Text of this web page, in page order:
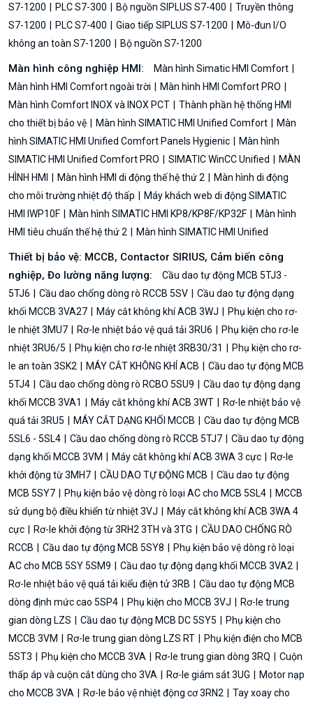
S7-1200
PLC S7-300 Bộ nguồn SIPLUS S7-400
Truyền thông
S7-1200
PLC S7-400 Giao tiếp SIPLUS S7-1200
Mô-đun I/O
không an toàn S7-1200
Bộ nguồn S7-1200
Màn hình công nghiệp HMI:
Màn hình Simatic HMI Comfort
Màn hình HMI Comfort ngoài trời
Màn hình HMI Comfort PRO
Màn hình Comfort INOX và INOX PCT
Thành phần hệ thống HMI
cho thiết bị bảo vệ
Màn hình SIMATIC HMI Unified Comfort
Màn
hình SIMATIC HMI Unified Comfort Panels Hygienic
Màn hình
SIMATIC HMI Unified Comfort PRO
SIMATIC WinCC Unified
MÀN
HÌNH HMI
Màn hình HMI di động thế hệ thứ 2
Màn hình di động
cho môi trường nhiệt độ thấp
Máy khách web di động SIMATIC
HMI IWP10F
Màn hình SIMATIC HMI KP8/KP8F/KP32F
Màn hình
HMI tiêu chuẩn thế hệ thứ 2
Màn hình SIMATIC HMI Unified
Thiết bị bảo vệ: MCCB, Contactor SIRIUS, Cảm biến công
nghiệp, Đo lường năng lượng:
Cầu dao tự động MCB 5TJ3 -
5TJ6
Cầu dao chống dòng rò RCCB 5SV
Cầu dao tự động dạng
khối MCCB 3VA27
Máy cắt không khí ACB 3WJ
Phụ kiện cho rơ-
le nhiệt 3MU7
Rơ-le nhiệt bảo vệ quá tải 3RU6
Phụ kiện cho rơ-le
nhiệt 3RU6/5
Phụ kiện cho rơ-le nhiệt 3RB30/31
Phụ kiện cho rơ-
le an toàn 3SK2
MÁY CẮT KHÔNG KHÍ ACB
Cầu dao tự động MCB
5TJ4
Cầu dao chống dòng rò RCBO 5SU9
Cầu dao tự động dạng
khối MCCB 3VA1
Máy cắt không khí ACB 3WT
Rơ-le nhiệt bảo vệ
quá tải 3RU5
MÁY CẮT DẠNG KHỐI MCCB
Cầu dao tự động MCB
5SL6 - 5SL4
Cầu dao chống dòng rò RCCB 5TJ7
Cầu dao tự động
dạng khối MCCB 3VM
Máy cắt không khí ACB 3WA 3 cực
Rơ-le
khởi động từ 3MH7
CẦU DAO TỰ ĐỘNG MCB
Cầu dao tự động
MCB 5SY7
Phụ kiện bảo vệ dòng rò loại AC cho MCB 5SL4
MCCB
sử dụng bộ điều khiển từ nhiệt 3VJ
Máy cắt không khí ACB 3WA 4
cực
Rơ-le khởi động từ 3RH2 3TH và 3TG
CẦU DAO CHỐNG RÒ
RCCB
Cầu dao tự động MCB 5SY8
Phụ kiện bảo vệ dòng rò loại
AC cho MCB 5SY 5SM9
Cầu dao tự động dạng khối MCCB 3VA2
Rơ-le nhiệt bảo vệ quá tải kiểu điện tử 3RB
Cầu dao tự động MCB
dòng định mức cao 5SP4
Phụ kiện cho MCCB 3VJ
Rơ-le trung
gian dòng LZS
Cầu dao tự động MCB DC 5SY5
Phụ kiện cho
MCCB 3VM
Rơ-le trung gian dòng LZS RT
Phụ kiện điện cho MCB
5ST3
Phụ kiện cho MCCB 3VA Rơ-le trung gian dòng 3RQ
Cuộn
thấp áp và cuộn cắt dùng cho 3VA
Rơ-le giám sát 3UG
Motor nạp
cho MCCB 3VA
Rơ-le bảo vệ nhiệt động cơ 3RN2
Tay xoay cho